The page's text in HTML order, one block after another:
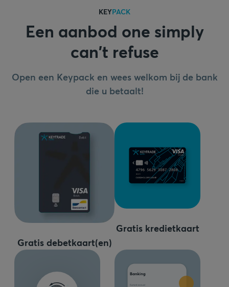
KEYPACK
Een aanbod one simply
can't refuse
Open een Keypack en wees welkom bij de bank
die u betaalt!
Gratis debetkaart(en)
Gratis kredietkaart